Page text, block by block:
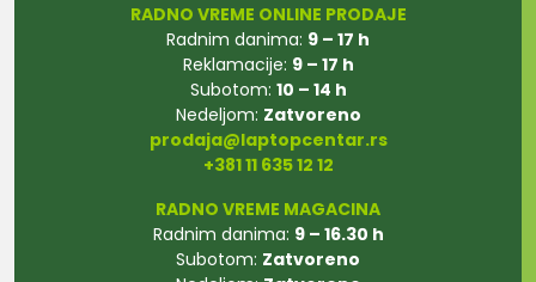
RADNO VREME ONLINE PRODAJE
Radnim danima: 9 – 17 h
Reklamacije: 9 – 17 h
Subotom: 10 – 14 h
Nedeljom: Zatvoreno
prodaja@laptopcentar.rs
+381 11 635 12 12
RADNO VREME MAGACINA
Radnim danima: 9 – 16.30 h
Subotom: Zatvoreno